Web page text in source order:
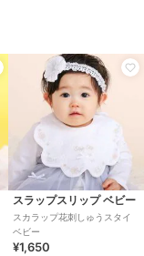
スラップスリップ ベビー
スカラップ花刺しゅうスタイ
ベビー
¥1,650